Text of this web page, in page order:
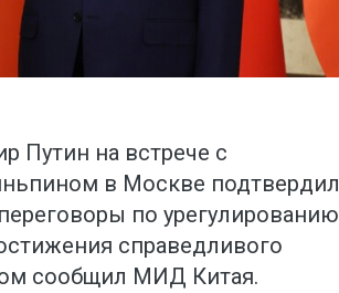
Путин на встрече с
в Москве подтвердил
по урегулированию
справедливого
сообщил МИД Китая.